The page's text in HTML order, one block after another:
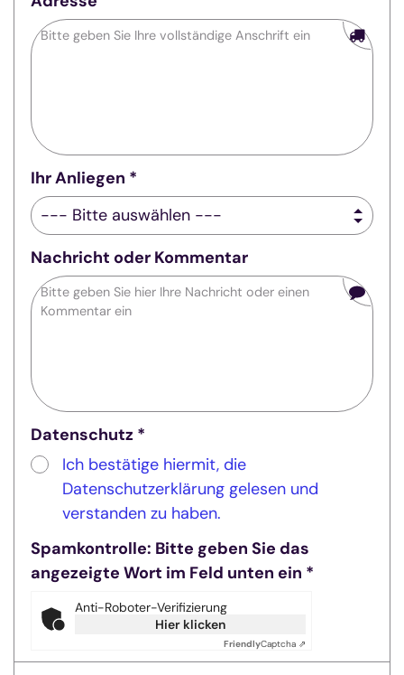
Ihr Anliegen *
Nachricht oder Kommentar
Datenschutz *
Ich bestätige hiermit, die
Datenschutzerklärung gelesen und
verstanden zu haben.
Spamkontrolle: Bitte geben Sie das
angezeigte Wort im Feld unten ein *
Anti-Roboter-Verifizierung
Hier klicken
FriendlyCaptcha ⇗